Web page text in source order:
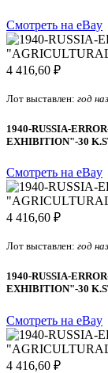
Смотреть на eBay
4 416,60 ₽
Лот выставлен: год
1940-RUSSIA-
EXHIBITION"-30
Смотреть на eBay
4 416,60 ₽
Лот выставлен: год
1940-RUSSIA-
EXHIBITION"-30
Смотреть на eBay
4 416,60 ₽